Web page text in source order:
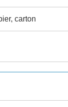
carton